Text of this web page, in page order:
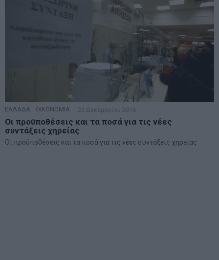
ΕΛΛΑΔΑ ΟΙΚΟΝΟΜΙΑ 23 Δεκεμβρίου 2016
Οι προϋποθέσεις και τα ποσά για τις νέες
συντάξεις χηρείας
Οι προϋποθέσεις και τα ποσά για τις νέες συντάξεις χηρείας